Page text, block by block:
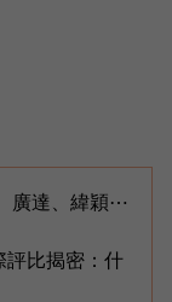
廣達、緯穎⋯
比揭密：什